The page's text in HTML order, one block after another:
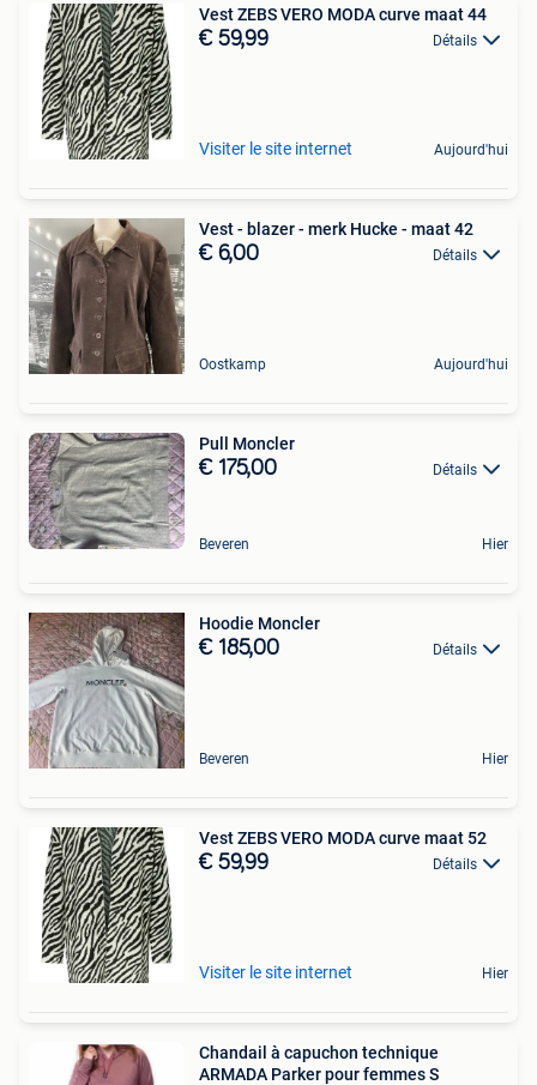
Vest ZEBS VERO MODA curve maat 44
€ 59,99 Détails
Visiter le site internet Aujourd'hui
Vest - blazer - merk Hucke - maat 42
€ 6,00 Détails
Oostkamp Aujourd'hui
Pull Moncler
€ 175,00 Détails
Beveren Hier
Hoodie Moncler
€ 185,00 Détails
Beveren Hier
Vest ZEBS VERO MODA curve maat 52
€ 59,99 Détails
Visiter le site internet Hier
Chandail à capuchon technique
ARMADA Parker pour femmes S